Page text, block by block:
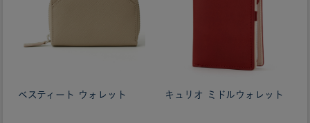
ベスティート ウォレット キュリオ ミドルウォレット